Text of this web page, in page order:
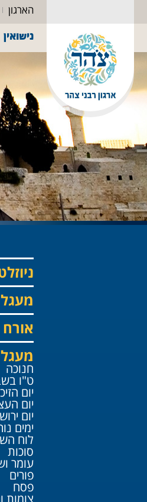
הארגון
נישואין
אורח
חנוכה
ט"ו
יום
יום
יום
ימים
לוח
סוכות
עומר
פורים
פסח
צומות